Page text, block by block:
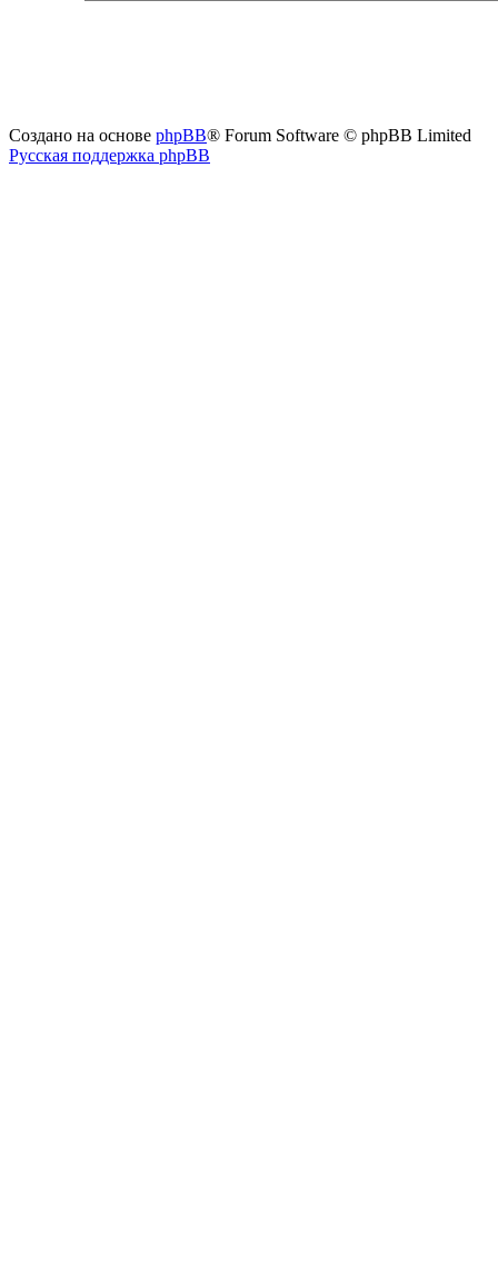
Создано на основе phpBB® Forum Software © phpBB Limited
Русская поддержка phpBB